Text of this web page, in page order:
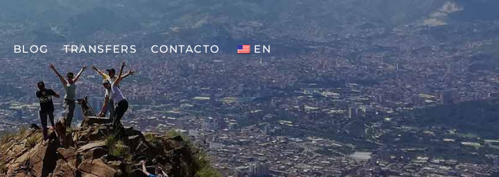
BLOG TRANSFERS CONTACTO EN